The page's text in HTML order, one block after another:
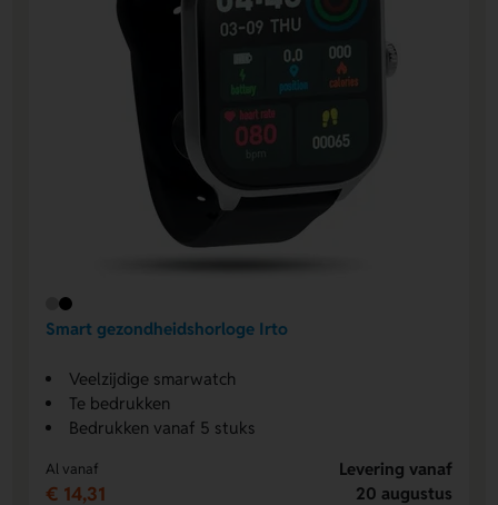
Smart gezondheidshorloge Irto
Veelzijdige smarwatch
Te bedrukken
Bedrukken vanaf 5 stuks
Al vanaf
€ 14,31
Levering vanaf
20 augustus